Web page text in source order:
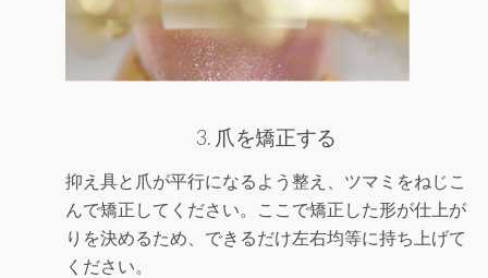
3. 爪を矯正する
抑え具と爪が平行になるよう整え、ツマミをねじこ
んで矯正してください。ここで矯正した形が仕上が
りを決めるため、できるだけ左右均等に持ち上げて
ください。